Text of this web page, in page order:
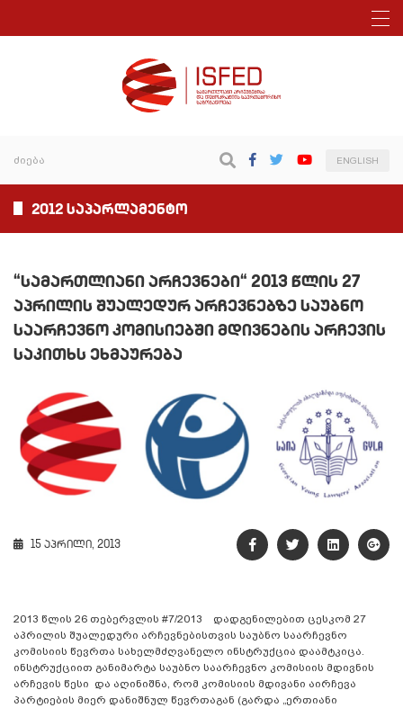
ENGLISH
2012 საპარლამენტო
“სამართლიანი არჩევნები“ 2013 წლის 27
აპრილის შუალედურ არჩევნებზე საუბნო
საარჩევნო კომისიებში მდივნების არჩევის
საკითხს ეხმაურება
15 აპრილი, 2013
2013 წლის 26 თებერვლის #7/2013 დადგენილებით ცესკომ 27
აპრილის შუალედური არჩევნებისთვის საუბნო საარჩევნო
კომისიის წევრთა სახელმძღვანელო ინსტრუქცია დაამტკიცა.
ინსტრუქციით განიმარტა საუბნო საარჩევნო კომისიის მდივნის
არჩევის წესი და აღინიშნა, რომ კომისიის მდივანი აირჩევა
პარტიების მიერ დანიშნულ წევრთაგან (გარდა „ერთიანი